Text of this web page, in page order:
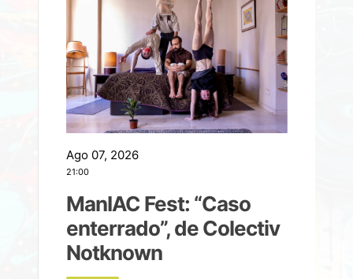
Ago 07, 2026
21:00
ManIAC Fest: “Caso
enterrado”, de Colectiv
Notknown